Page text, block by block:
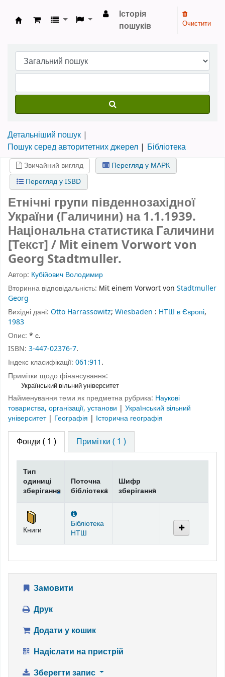
Бібліотека НТШ › Електронний каталог
Історія
пошуків
Очистити
Детальніший пошук
Пошук серед авторитетних джерел
Бібліотека
Звичайний вигляд
Перегляд у МАРК
Перегляд у ISBD
Етнічні групи південнозахідної
України (Галичини) на 1.1.1939.
Національна статистика Галичини
[Текст] / Мit einem Vorwort von
Georg Stadtmuller.
Автор: Кубійович Володимир
Вторинна відповідальність: Мit einem Vorwort von Stadtmuller
Georg
Вихідні дані: Otto Harrassowitz; Wiesbaden : НТШ в Європі,
1983
Опис: * с.
ISBN: 3-447-02376-7.
Індекс класифікації: 061:911.
Примітки щодо фінансування:
Український вільний університет
Найменування теми як предметна рубрика: Наукові
товариства, організації, установи | Український вільний
університет | Географія | Історична географія
Фонди ( 1 ) Примітки ( 1 )
Тип
одиниці
зберігання
Поточна
бібліотека
Шифр
зберігання
Книги
Бібліотека
НТШ
Замовити
Друк
Додати у кошик
Надіслати на пристрій
Зберегти запис